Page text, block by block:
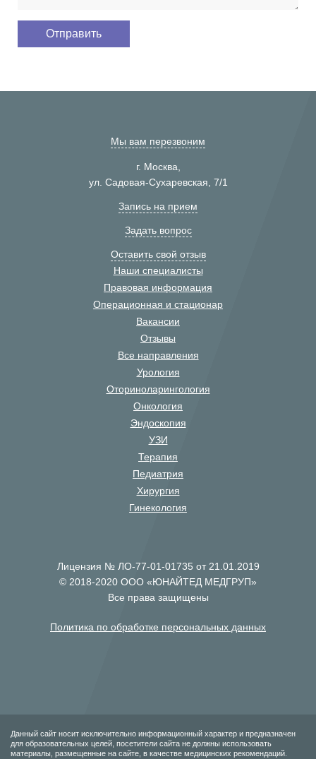
Мы вам перезвоним
г. Москва,
ул. Садовая-Сухаревская, 7/1
Запись на прием
Задать вопрос
Оставить свой отзыв
Наши специалисты
Правовая информация
Операционная и стационар
Вакансии
Отзывы
Все направления
Урология
Оториноларингология
Онкология
Эндоскопия
УЗИ
Терапия
Педиатрия
Хирургия
Гинекология
Лицензия № ЛО-77-01-01735 от 21.01.2019
© 2018-2020 ООО «ЮНАЙТЕД МЕДГРУП»
Все права защищены
Политика по обработке персональных данных
Данный сайт носит исключительно информационный характер и предназначен
для образовательных целей, посетители сайта не должны использовать
материалы, размещенные на сайте, в качестве медицинских рекомендаций.